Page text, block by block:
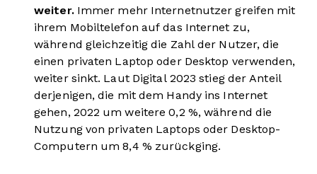
weiter.Immer mehr Internetnutzer greifen mit
ihrem Mobiltelefon auf das Internet zu,
während gleichzeitig die Zahl der Nutzer, die
einen privaten Laptop oder Desktop verwenden,
weiter sinkt. Laut Digital 2023 stieg der Anteil
derjenigen, die mit dem Handy ins Internet
gehen, 2022 um weitere 0,2 %, während die
Nutzung von privaten Laptops oder Desktop-
Computern um 8,4 % zurückging.